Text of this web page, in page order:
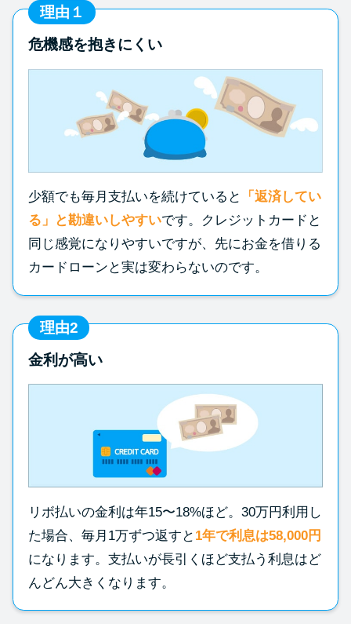
理由１
危機感を抱きにくい
少額でも毎月支払いを続けていると
「返済してい
る」と勘違いしやすいです。クレジットカードと
同じ感覚になりやすいですが、先にお金を借りる
カードローンと実は変わらないのです。
理由2
金利が高い
リボ払いの金利は年15〜18%ほど。30万円利用し
た場合、毎月1万ずつ返すと 1年で利息は58,000円
になります。支払いが長引くほど支払う利息はど
んどん大きくなります。